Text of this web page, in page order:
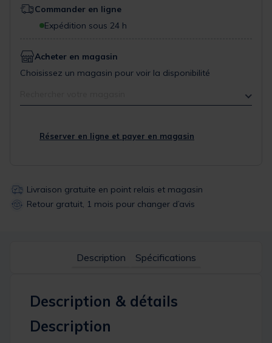
Commander en ligne
Expédition sous 24 h
Acheter en magasin
Choisissez un magasin pour voir la disponibilité
Réserver en ligne et payer en magasin
Livraison gratuite en point relais et magasin
Retour gratuit, 1 mois pour changer d’avis
Description Spécifications
Description & détails
Description